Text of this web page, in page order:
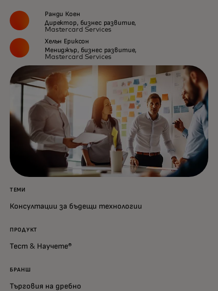
Ранди Коен
Директор, бизнес развитие,
Mastercard Services
Хелън Ериксон
Мениджър, бизнес развитие,
Mastercard Services
ТЕМИ
Консултации за бъдещи технологии
ПРОДУКТ
Тест & Научете®
БРАНШ
Търговия на дребно